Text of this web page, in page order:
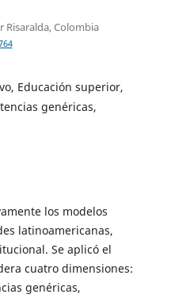
Risaralda, Colombia
Educación superior,
genéricas,
los modelos
latinoamericanas,
Se aplicó el
cuatro dimensiones:
genéricas,